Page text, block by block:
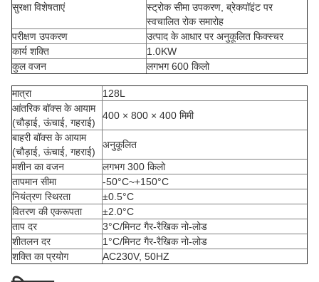
सुरक्षा विशेषताएं
स्ट्रोक सीमा उपकरण, ब्रेकपॉइंट पर
स्वचालित रोक समारोह
परीक्षण उपकरण
उत्पाद के आधार पर अनुकूलित फिक्स्चर
कार्य शक्ति
1.0KW
कुल वजन
लगभग 600 किलो
मात्रा
128L
आंतरिक बॉक्स के आयाम
(चौड़ाई, ऊंचाई, गहराई)
400 × 800 × 400 मिमी
बाहरी बॉक्स के आयाम
(चौड़ाई, ऊंचाई, गहराई)
अनुकूलित
मशीन का वजन
लगभग 300 किलो
तापमान सीमा
-50°C~+150°C
नियंत्रण स्थिरता
±0.5°C
वितरण की एकरूपता
±2.0°C
ताप दर
3°C/मिनट गैर-रैखिक नो-लोड
शीतलन दर
1°C/मिनट गैर-रैखिक नो-लोड
शक्ति का प्रयोग
AC230V, 50HZ